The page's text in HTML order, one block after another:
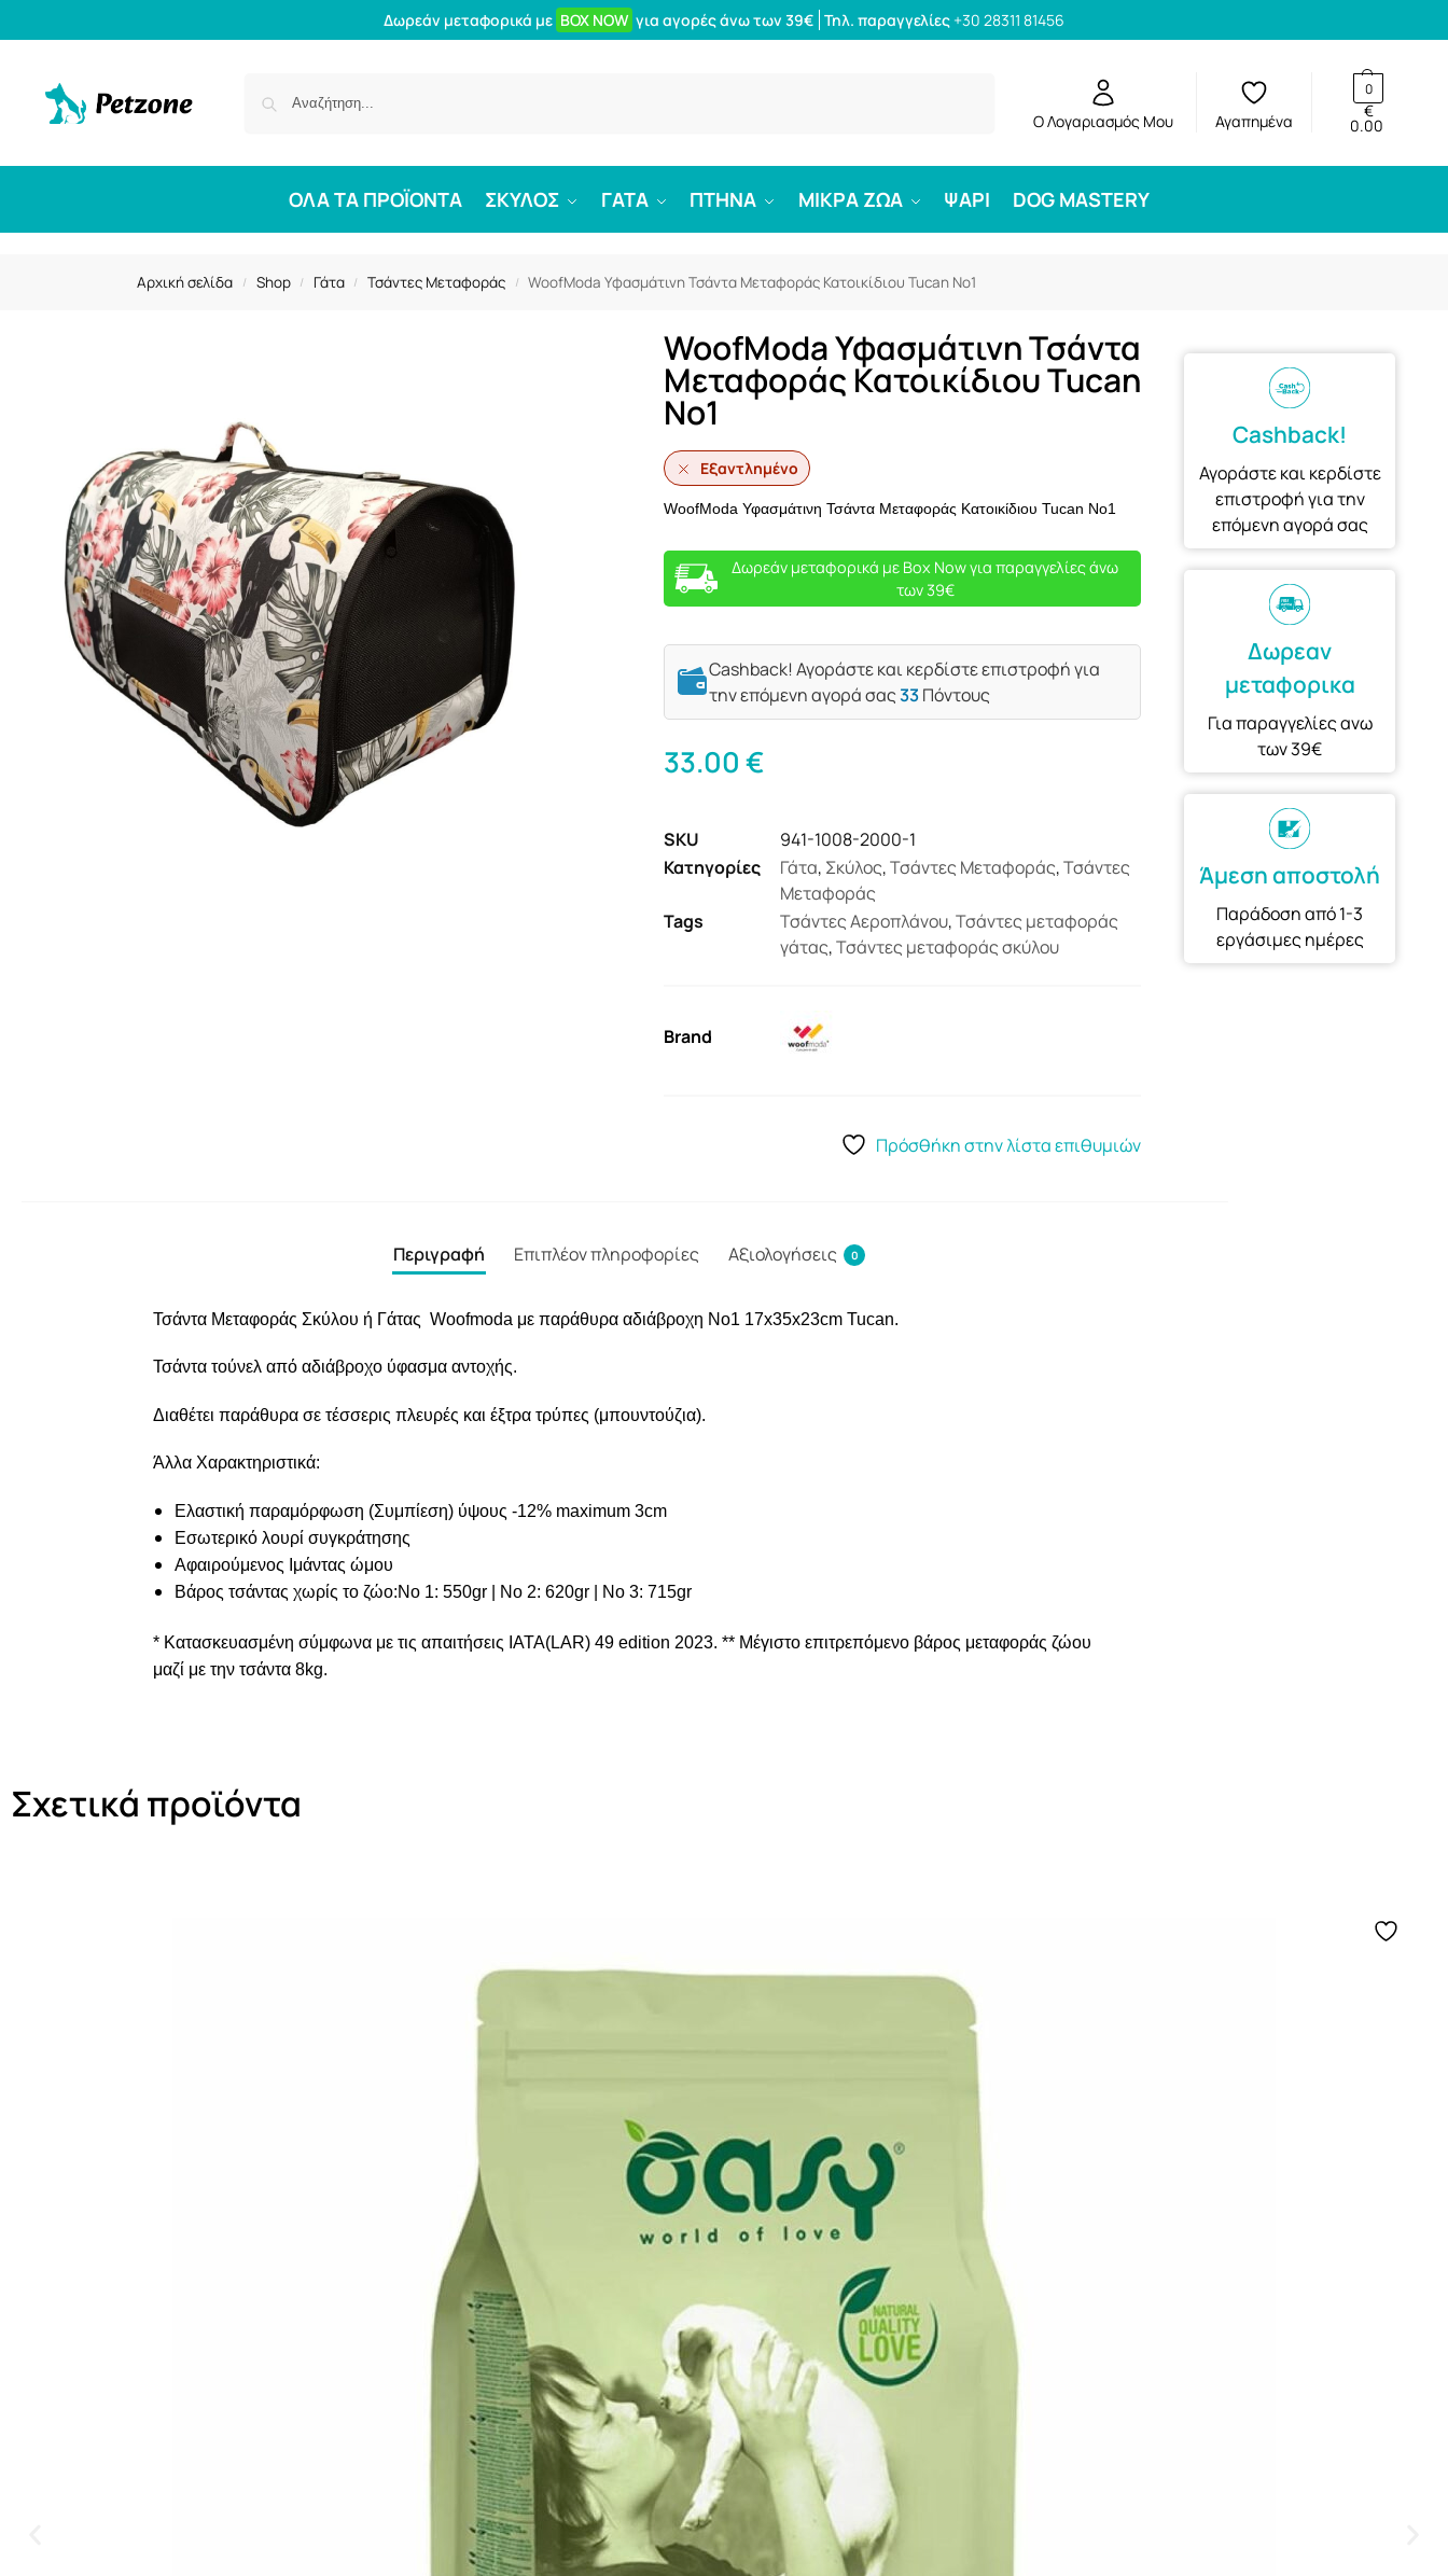
Δωρεάν μεταφορικά με BOX NOW για αγορές άνω των 39€ Τηλ. παραγγελίες +30 28311 81456
Ο Λογαριασμός Μου Αγαπημένα 0.00
€
0
ΟΛΑ ΤΑ ΠΡΟΪΟΝΤΑ ΣΚΥΛΟΣ ΓΑΤΑ ΠΤΗΝΑ ΜΙΚΡΑ ΖΩΑ ΨΑΡΙ DOG MASTERY
Αρχική σελίδα / Shop / Γάτα / Τσάντες Μεταφοράς / WoofModa Υφασμάτινη Τσάντα Μεταφοράς Κατοικίδιου Tucan No1
WoofModa Υφασμάτινη Τσάντα
Μεταφοράς Κατοικίδιου Tucan
No1
Εξαντλημένο
WoofModa Υφασμάτινη Τσάντα Μεταφοράς Κατοικίδιου Tucan No1
Δωρεάν μεταφορικά με Box Now για παραγγελίες άνω
των 39€
Cashback! Αγοράστε και κερδίστε επιστροφή για
την επόμενη αγορά σας33Πόντους
33.00€
SKU
941-1008-2000-1
Κατηγορίες
Γάτα, Σκύλος,Τσάντες Μεταφοράς,Τσάντες
Μεταφοράς
Tags
Τσάντες Αεροπλάνου,Τσάντες μεταφοράς
γάτας,Τσάντες μεταφοράς σκύλου
Brand
Πρόσθήκη στην λίστα επιθυμιών
Cashback!
Αγοράστε και κερδίστε
επιστροφή για την
επόμενη αγορά σας
Δωρεαν
μεταφορικα
Για παραγγελίες ανω
των 39€
Άμεση αποστολή
Παράδοση από 1-3
εργάσιμες ημέρες
Περιγραφή Επιπλέον πληροφορίες Αξιολογήσεις 0
Τσάντα Μεταφοράς Σκύλου ή Γάτας Woofmoda με παράθυρα αδιάβροχη Νο1 17x35x23cm Tucan.
Τσάντα τούνελ από αδιάβροχο ύφασμα αντοχής.
Διαθέτει παράθυρα σε τέσσερις πλευρές και έξτρα τρύπες (μπουντούζια).
Άλλα Χαρακτηριστικά:
Ελαστική παραμόρφωση (Συμπίεση) ύψους -12% maximum 3cm
Εσωτερικό λουρί συγκράτησης
Αφαιρούμενος Ιμάντας ώμου
Βάρος τσάντας χωρίς το ζώο:Νο 1: 550gr | Νο 2: 620gr | Νο 3: 715gr
* Κατασκευασμένη σύμφωνα με τις απαιτήσεις ΙΑΤΑ(LAR) 49 edition 2023. ** Μέγιστο επιτρεπόμενο βάρος μεταφοράς ζώου
μαζί με την τσάντα 8kg.
Σχετικά προϊόντα